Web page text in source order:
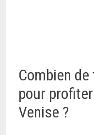
Combien
pour
Venise ?